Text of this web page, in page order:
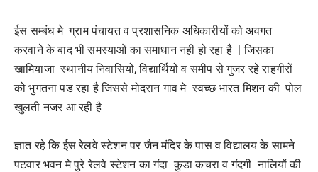
ईस सम्बंध मे ग्राम पंचायत व प्रशासनिक अधिकारीयों को अवगत
करवाने के बाद भी समस्याओं का समाधान नही हो रहा है | जिसका
खामियाजा स्थानीय निवासियों, विद्यार्थियों व समीप से गुजर रहे राहगीरों
को भुगतना पड रहा है जिससे मोदरान गाव मे स्वच्छ भारत मिशन की पोल
खुलती नजर आ रही है
ज्ञात रहे कि ईस रेलवे स्टेशन पर जैन मंदिर के पास व विद्यालय के सामने
पटवार भवन मे पुरे रेलवे स्टेशन का गंदा कुडा कचरा व गंदगी नालियों की